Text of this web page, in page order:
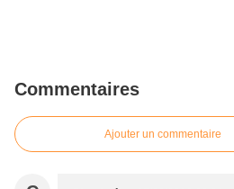
Commentaires
Ajouter un commentaire